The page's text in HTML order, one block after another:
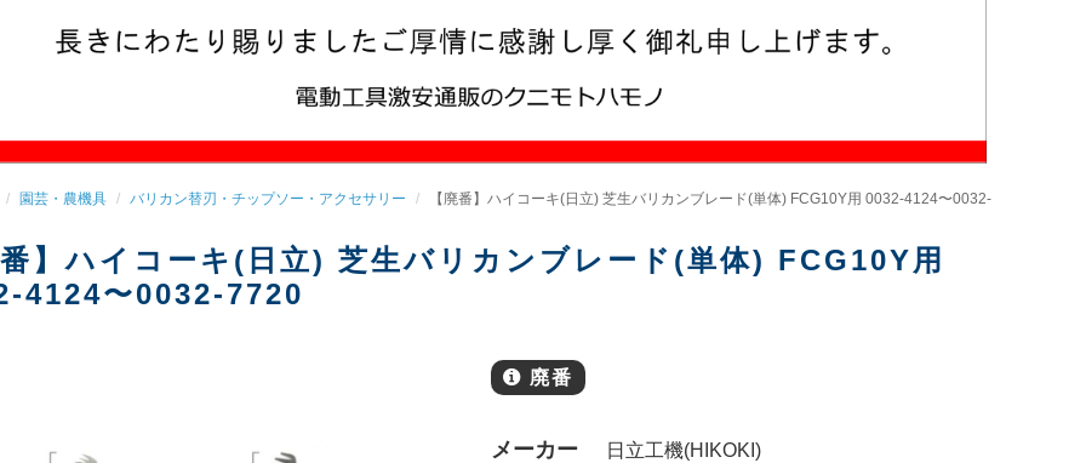
園芸・農機具 バリカン替刃・チップソー・アクセサリー 【廃番】ハイコーキ(日立) 芝生バリカンブレード(単体) FCG10Y用 0032-4124〜0032-
】ハイコーキ(日立) 芝生バリカンブレード(単体) FCG10Y用
4124〜0032-7720
廃番
メーカー 日立工機(HIKOKI)